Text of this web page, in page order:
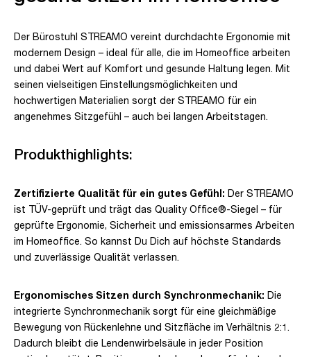
Der Bürostuhl STREAMO vereint durchdachte Ergonomie mit
modernem Design – ideal für alle, die im Homeoffice arbeiten
und dabei Wert auf Komfort und gesunde Haltung legen. Mit
seinen vielseitigen Einstellungsmöglichkeiten und
hochwertigen Materialien sorgt der STREAMO für ein
angenehmes Sitzgefühl – auch bei langen Arbeitstagen.
Produkthighlights:
Zertifizierte Qualität für ein gutes Gefühl: Der STREAMO
ist TÜV-geprüft und trägt das Quality Office®-Siegel – für
geprüfte Ergonomie, Sicherheit und emissionsarmes Arbeiten
im Homeoffice. So kannst Du Dich auf höchste Standards
und zuverlässige Qualität verlassen.
Ergonomisches Sitzen durch Synchronmechanik: Die
integrierte Synchronmechanik sorgt für eine gleichmäßige
Bewegung von Rückenlehne und Sitzfläche im Verhältnis 2:1.
Dadurch bleibt die Lendenwirbelsäule in jeder Position